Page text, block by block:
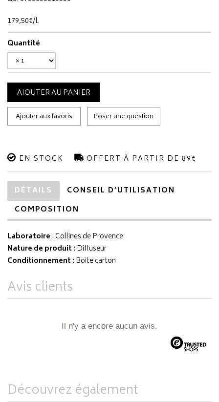
179,50€/l.
Quantité
AJOUTER AU PANIER
Ajouter aux favoris Poser une question
EN STOCK OFFERT À PARTIR DE 89€
DÉTAILS
CONSEIL D’UTILISATION
COMPOSITION
Laboratoire :Collines de Provence
Nature de produit : Diffuseur
Conditionnement : Boite carton
Avis clients
Il n'y a encore aucun avis.
Découvrez également